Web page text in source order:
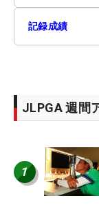
記録成績
JLPGA 週間
1